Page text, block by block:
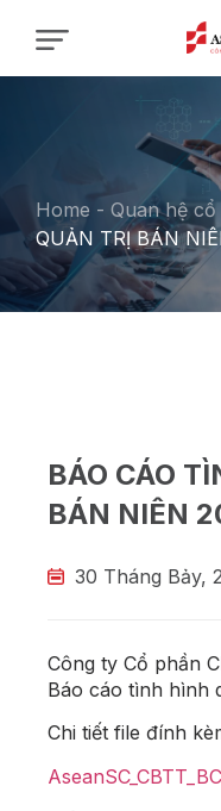
Home - Quan hệ
QUẢN TRỊ BÁN
BÁO CÁO
BÁN NIÊN
30 Tháng Bảy,
Công ty Cổ phần
Báo cáo tình hình
Chi tiết file đính